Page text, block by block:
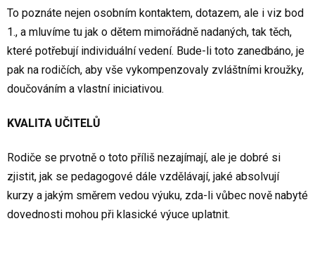
To poznáte nejen osobním kontaktem, dotazem, ale i viz bod
1., a mluvíme tu jak o dětem mimořádně nadaných, tak těch,
které potřebují individuální vedení. Bude-li toto zanedbáno, je
pak na rodičích, aby vše vykompenzovaly zvláštními kroužky,
doučováním a vlastní iniciativou.
KVALITA UČITELŮ
Rodiče se prvotně o toto příliš nezajímají, ale je dobré si
zjistit, jak se pedagogové dále vzdělávají, jaké absolvují
kurzy a jakým směrem vedou výuku, zda-li vůbec nově nabyté
dovednosti mohou při klasické výuce uplatnit.